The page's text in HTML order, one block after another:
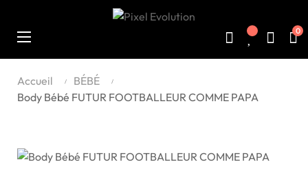
Basculer
☰ 0
Accueil
BÉBÉ
Body Bébé FUTUR FOOTBALLEUR COMME PAPA